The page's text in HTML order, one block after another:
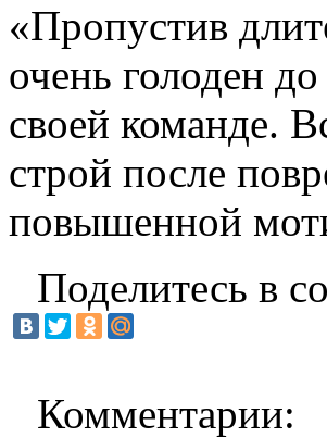
«Пропустив
очень голоден
своей команде.
строй после
повышенной
Поделитесь в
Комментарии: